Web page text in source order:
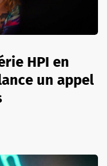
HPI en
un appel